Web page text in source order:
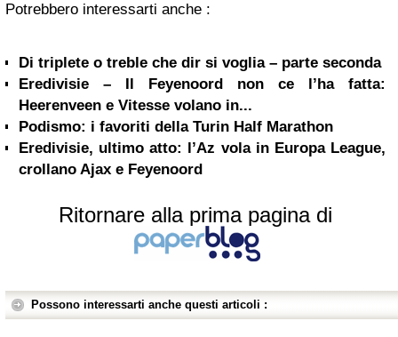
Potrebbero interessarti anche :
Di triplete o treble che dir si voglia – parte seconda
Eredivisie – Il Feyenoord non ce l’ha fatta:
Heerenveen e Vitesse volano in...
Podismo: i favoriti della Turin Half Marathon
Eredivisie, ultimo atto: l’Az vola in Europa League,
crollano Ajax e Feyenoord
Ritornare alla prima pagina di
Possono interessarti anche questi articoli :